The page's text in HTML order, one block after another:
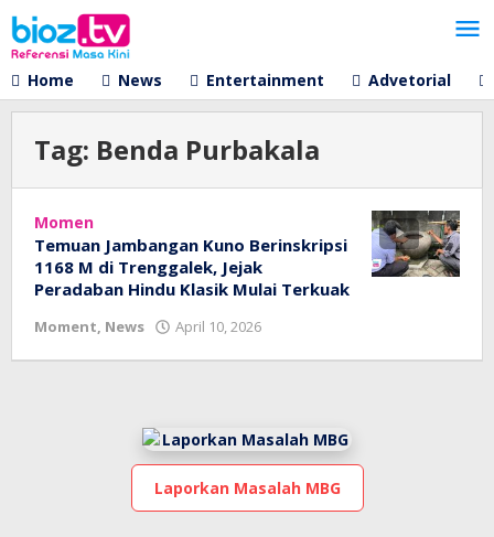
Lewati
ke
konten
Home
News Entertainment Advetorial
Tag: Benda Purbakala
Momen
Temuan Jambangan Kuno Berinskripsi
1168 M di Trenggalek, Jejak
Peradaban Hindu Klasik Mulai Terkuak
Moment, News April 10, 2026
tv
Laporkan Masalah MBG